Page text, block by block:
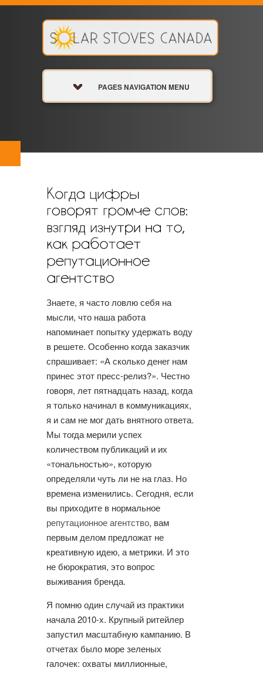
PAGES NAVIGATION MENU
Знаете, я часто ловлю себя на
мысли, что наша работа
напоминает попытку удержать воду
в решете. Особенно когда заказчик
спрашивает: «А сколько денег нам
принес этот пресс-релиз?». Честно
говоря, лет пятнадцать назад, когда
я только начинал в коммуникациях,
я и сам не мог дать внятного ответа.
Мы тогда мерили успех
количеством публикаций и их
«тональностью», которую
определяли чуть ли не на глаз. Но
времена изменились. Сегодня, если
вы приходите в нормальное
репутационное агентство, вам
первым делом предложат не
креативную идею, а метрики. И это
не бюрократия, это вопрос
выживания бренда.
Я помню один случай из практики
начала 2010-х. Крупный ритейлер
запустил масштабную кампанию. В
отчетах было море зеленых
галочек: охваты миллионные,